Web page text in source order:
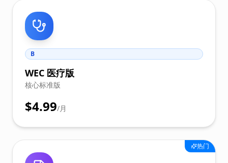
B
WEC 医疗版
核心标准版
$4.99/月
热门